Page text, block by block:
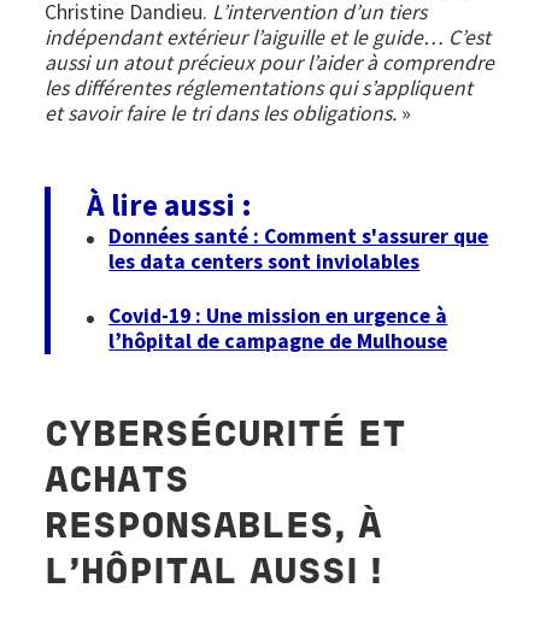
Christine Dandieu. L’intervention d’un tiers
indépendant extérieur l’aiguille et le guide… C’est
aussi un atout précieux pour l’aider à comprendre
les différentes réglementations qui s’appliquent
et savoir faire le tri dans les obligations. »
À lire aussi :
Données santé : Comment s'assurer que
les data centers sont inviolables
Covid-19 : Une mission en urgence à
l’hôpital de campagne de Mulhouse
CYBERSÉCURITÉ ET
ACHATS
RESPONSABLES, À
L’HÔPITAL AUSSI !